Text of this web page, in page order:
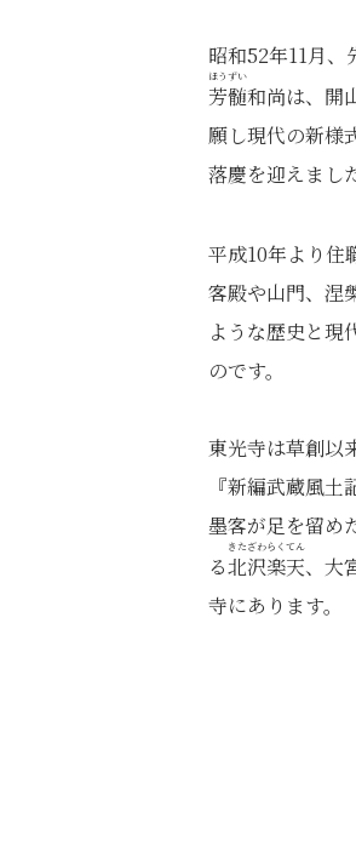
昭和52年11月
芳髄
ほうずい
和尚は、開
願し現代の新様
落慶を迎えまし
平成10年より住
客殿や山門、涅
ような歴史と現
のです。
東光寺は草創以
『新編武蔵風
墨客が足を留め
る北沢楽天
きたざわらくてん
、大
寺にあります。